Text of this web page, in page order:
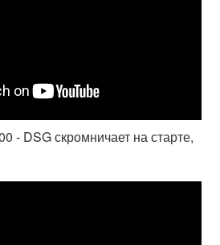
- DSG скромничает на старте,